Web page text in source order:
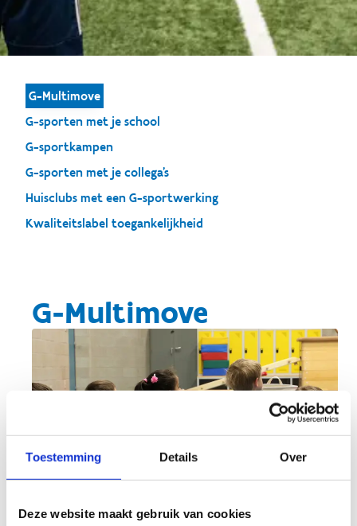
Toestemming Details Over
Deze website maakt gebruik van cookies
G-Multimove
G-sporten met je school
G-sportkampen
G-sporten met je collega's
Huisclubs met een G-sportwerking
Kwaliteitslabel toegankelijkheid
G-Multimove